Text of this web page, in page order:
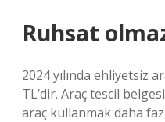
Ruhsat
2024 yılında ehliyetsiz
TL’dir. Araç tescil
araç kullanmak daha